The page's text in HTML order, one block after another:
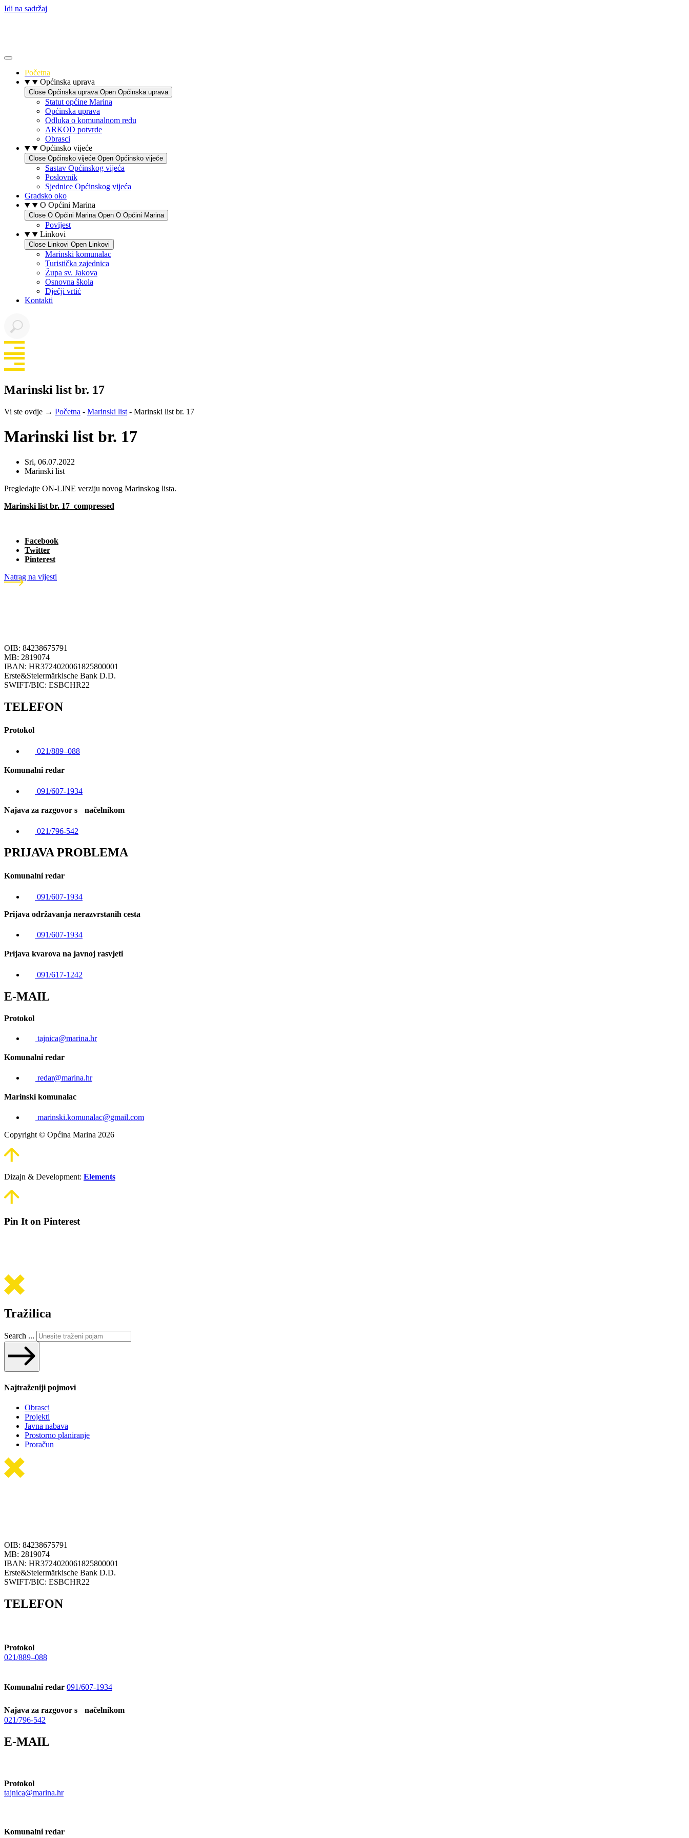
Idi na sadržaj
Početna
Općinska uprava
Close Općinska uprava Open Općinska uprava
Statut općine Marina
Općinska uprava
Odluka o komunalnom redu
ARKOD potvrde
Obrasci
Općinsko vijeće
Close Općinsko vijeće Open Općinsko vijeće
Sastav Općinskog vijeća
Poslovnik
Sjednice Općinskog vijeća
Gradsko oko
O Općini Marina
Close O Općini Marina Open O Općini Marina
Povijest
Linkovi
Close Linkovi Open Linkovi
Marinski komunalac
Turistička zajednica
Župa sv. Jakova
Osnovna škola
Dječji vrtić
Kontakti
Marinski list br. 17
Vi ste ovdje → Početna - Marinski list - Marinski list br. 17
Marinski list br. 17
Sri, 06.07.2022
Marinski list
Pregledajte ON-LINE verziju novog Marinskog lista.
Marinski list br. 17_compressed
Facebook
Twitter
Pinterest
Natrag na vijesti
OIB: 84238675791
MB: 2819074
IBAN: HR3724020061825800001
Erste&Steiermärkische Bank D.D.
SWIFT/BIC: ESBCHR22
TELEFON
Protokol
021/889–088
Komunalni redar
091/607-1934
Najava za razgovor s načelnikom
021/796-542
PRIJAVA PROBLEMA
Komunalni redar
091/607-1934
Prijava održavanja nerazvrstanih cesta
091/607-1934
Prijava kvarova na javnoj rasvjeti
091/617-1242
E-MAIL
Protokol
tajnica@marina.hr
Komunalni redar
redar@marina.hr
Marinski komunalac
marinski.komunalac@gmail.com
Copyright © Općina Marina 2026
Dizajn & Development: Elements
Pin It on Pinterest
Tražilica
Search ...
Najtraženiji pojmovi
Obrasci
Projekti
Javna nabava
Prostorno planiranje
Proračun
OIB: 84238675791
MB: 2819074
IBAN: HR3724020061825800001
Erste&Steiermärkische Bank D.D.
SWIFT/BIC: ESBCHR22
TELEFON
Protokol
021/889–088
Komunalni redar 091/607-1934
Najava za razgovor s načelnikom
021/796-542
E-MAIL
Protokol
tajnica@marina.hr
Komunalni redar